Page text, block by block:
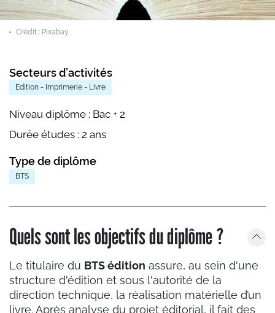
Crédit : Pixabay
Secteurs d’activités
Edition - Imprimerie - Livre
Niveau diplôme : Bac + 2
Durée études : 2 ans
Type de diplôme
BTS
Quels sont les objectifs du diplôme ?
Le titulaire du BTS édition assure, au sein d'une
structure d'édition et sous l'autorité de la
direction technique, la réalisation matérielle d’un
livre. Après analyse du projet éditorial, il fait des